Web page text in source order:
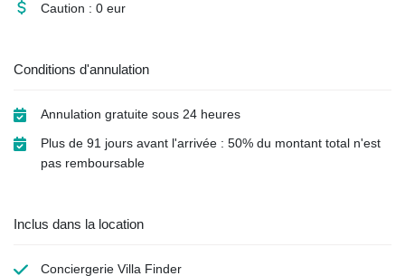
Caution : 0 eur
Conditions d'annulation
Annulation gratuite sous 24 heures
Plus de 91 jours avant l'arrivée : 50% du montant total n'est
pas remboursable
Inclus dans la location
Conciergerie Villa Finder